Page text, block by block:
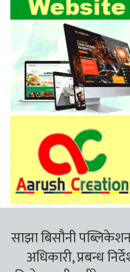
साझा बिसौनी पब्लिकेशन
अधिकारी, प्रबन्ध